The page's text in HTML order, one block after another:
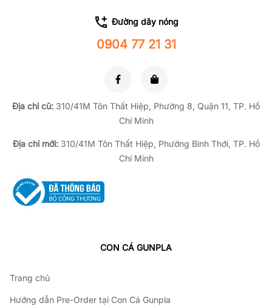
Đường dây nóng
0904 77 21 31
Địa chỉ cũ: 310/41M Tôn Thất Hiệp, Phường 8, Quận 11, TP. Hồ
Chí Minh
Địa chỉ mới:310/41M Tôn Thất Hiệp, Phường Bình Thới, TP. Hồ
Chí Minh
CON CÁ GUNPLA
Trang chủ
Hướng dẫn Pre-Order tại Con Cá Gunpla